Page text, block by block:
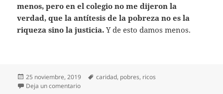
menos, pero en el colegio no me dijeron la
verdad, que la antítesis de la pobreza no es la
riqueza sino la justicia.Y de esto damos menos.
Publicado
el
25 noviembre, 2019 Etiquetas
caridad, pobres, ricos
Deja un comentarioen Tan cerca, tan lejos